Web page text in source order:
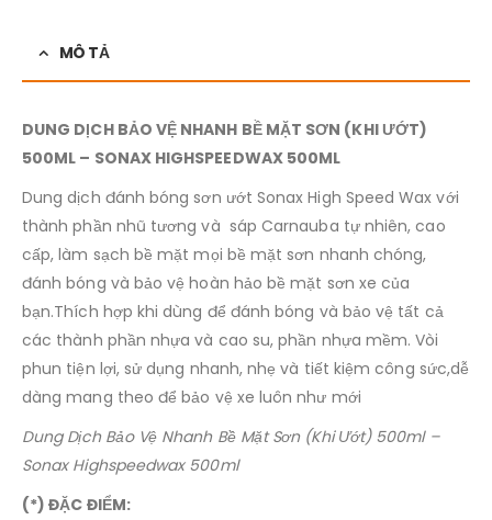
MÔ TẢ
DUNG DỊCH BẢO VỆ NHANH BỀ MẶT SƠN (KHI ƯỚT)
500ML – SONAX HIGHSPEEDWAX 500ML
Dung dịch đánh bóng sơn ướt Sonax High Speed Wax với
thành phần nhũ tương và sáp Carnauba tự nhiên, cao
cấp, làm sạch bề mặt mọi bề mặt sơn nhanh chóng,
đánh bóng và bảo vệ hoàn hảo bề mặt sơn xe của
bạn.Thích hợp khi dùng để đánh bóng và bảo vệ tất cả
các thành phần nhựa và cao su, phần nhựa mềm. Vòi
phun tiện lợi, sử dụng nhanh, nhẹ và tiết kiệm công sức,dễ
dàng mang theo để bảo vệ xe luôn như mới
Dung Dịch Bảo Vệ Nhanh Bề Mặt Sơn (Khi Ướt) 500ml –
Sonax Highspeedwax 500ml
(*) ĐẶC ĐIỂM: